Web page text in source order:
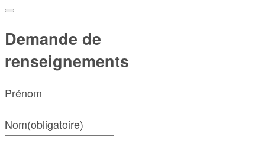
Demande de
renseignements
Prénom
Nom(obligatoire)